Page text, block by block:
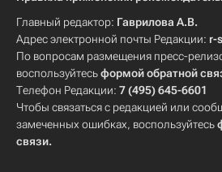
Главный редактор: Гаврилова А.В.
Адрес электронной почты Редакции: r-
По вопросам размещения пресс-
воспользуйтесьформой обратной
Телефон Редакции: 7 (495) 645-6601
Чтобы связаться с редакцией или
замеченных ошибках, воспользуйтесь
связи.